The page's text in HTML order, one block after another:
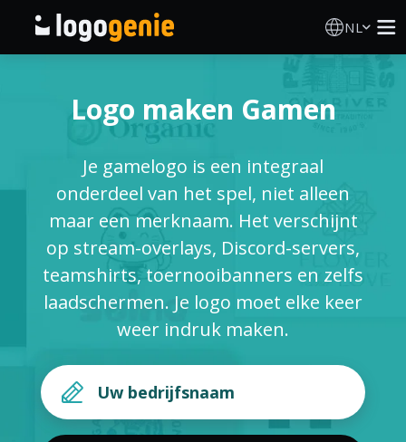
NL
AI logogenerator
Logo-ideeën
Gedrukte producten
Over
INLOGGEN
Logo maken Gamen
Je gamelogo is een integraal
onderdeel van het spel, niet alleen
maar een merknaam. Het verschijnt
op stream-overlays, Discord-servers,
teamshirts, toernooibanners en zelfs
laadschermen. Je logo moet elke keer
weer indruk maken.